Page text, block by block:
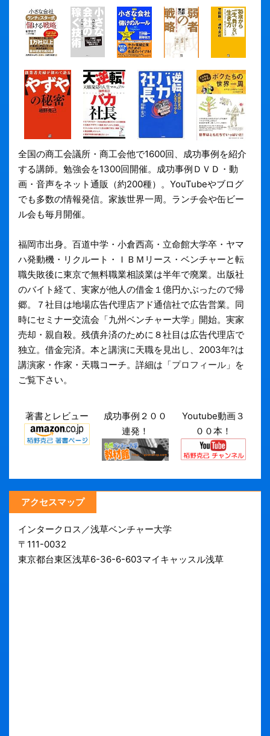
全国の商工会議所・商工会他で1600回、成功事例を紹介
する講師。勉強会を1300回開催。成功事例ＤＶＤ・動
画・音声をネット通販（約200種）。YouTubeやブログ
でも多数の情報発信。家族世界一周。ランチ会や缶ビー
ル会も毎月開催。
福岡市出身。百道中学・小倉西高・立命館大学卒・ヤマ
ハ発動機・リクルート・ＩＢＭリース・ベンチャーと転
職失敗後に東京で無料職業相談業は半年で廃業。出版社
のバイト経て、実家が他人の借金１億円かぶったので帰
郷。７社目は地場広告代理店アド通信社で広告営業。同
時にセミナー交流会「九州ベンチャー大学」開始。実家
売却・親自殺。残債弁済のために８社目は広告代理店で
独立。借金完済。本と講演に天職を見出し、2003年?は
講演家・作家・天職コーチ。詳細は「プロフィール 」を
ご覧下さい。
著書とレビュー
成功事例２００
連発！
Youtube動画３
００本！
アクセスマップ
インタークロス／浅草ベンチャー大学
〒111-0032
東京都台東区浅草6-36-6-603マイキャッスル浅草